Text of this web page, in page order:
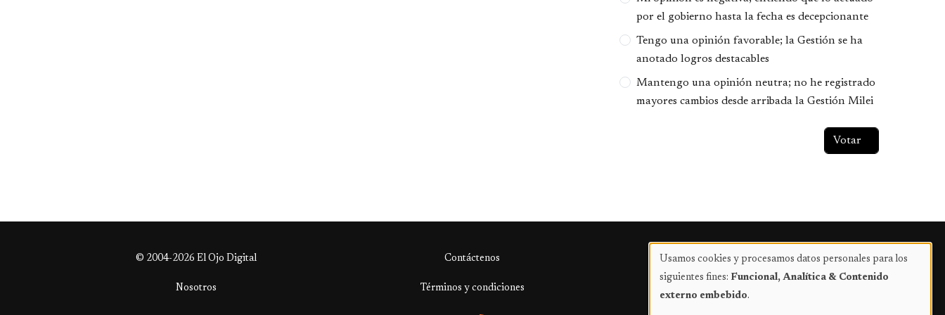
por el gobierno hasta la fecha es decepcionante
Tengo una opinión favorable; la Gestión se ha
anotado logros destacables
Mantengo una opinión neutra; no he registrado
mayores cambios desde arribada la Gestión Milei
© 2004-2026 El Ojo Digital Contáctenos Publicidad
Nosotros Términos y condiciones
Uso
de
Usamos cookies y procesamos datos personales para los
siguientes fines: Funcional, Analítica & Contenido
externo embebido.